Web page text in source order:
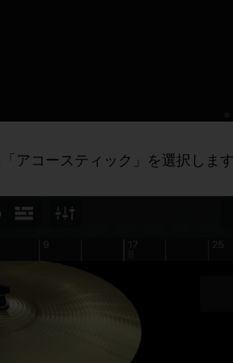
アコースティック」を選択しま